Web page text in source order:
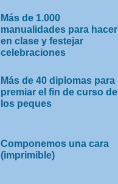
Más de 1.000
manualidades para hacer
en clase y festejar
celebraciones
Más de 40 diplomas para
premiar el fin de curso de
los peques
Componemos una cara
(imprimible)